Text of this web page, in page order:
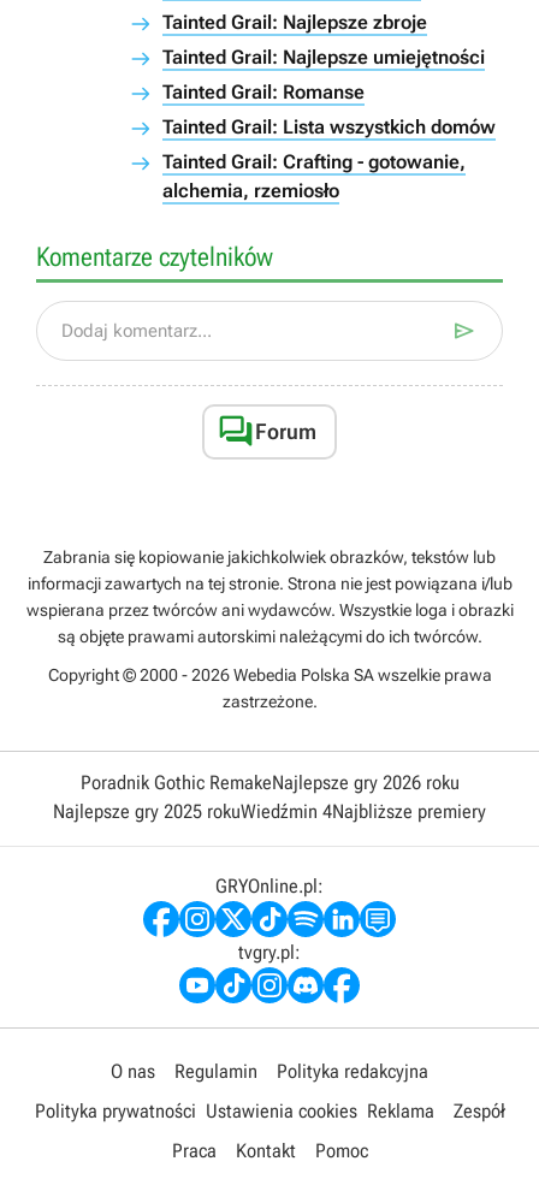
Tainted Grail: Najlepsze zbroje
Tainted Grail: Najlepsze umiejętności
Tainted Grail: Romanse
Tainted Grail: Lista wszystkich domów
Tainted Grail: Crafting - gotowanie,
alchemia, rzemiosło
Komentarze czytelników
Dodaj komentarz... 
Forum
Zabrania się kopiowanie jakichkolwiek obrazków, tekstów lub
informacji zawartych na tej stronie. Strona nie jest powiązana i/lub
wspierana przez twórców ani wydawców. Wszystkie loga i obrazki
są objęte prawami autorskimi należącymi do ich twórców.
Copyright © 2000 - 2026 Webedia Polska SA wszelkie prawa
zastrzeżone.
Poradnik Gothic RemakeNajlepsze gry 2026 roku
Najlepsze gry 2025 rokuWiedźmin 4Najbliższe premiery
GRYOnline.pl:
tvgry.pl:
O nas Regulamin
Polityka redakcyjna
Polityka prywatności Ustawienia cookies Reklama
Zespół
Praca
Kontakt Pomoc